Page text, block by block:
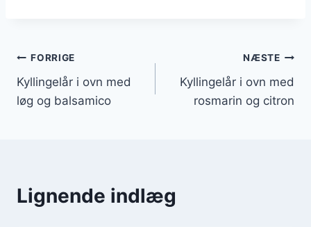
Indlægsnavigation
FORRIGE
Kyllingelår i ovn med
løg og balsamico
NÆSTE
Kyllingelår i ovn med
rosmarin og citron
Lignende indlæg